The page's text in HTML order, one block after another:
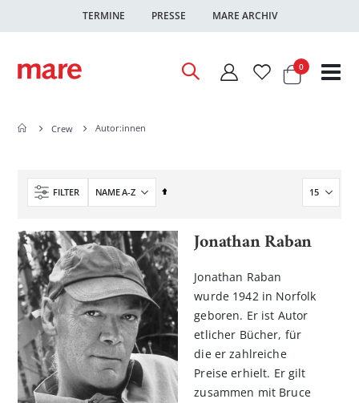
TERMINE PRESSE MARE ARCHIV
Warenkorb
0Artikel
Crew Autor:innen
FILTER
In
ReihenfolgeJonathan Raban
Jonathan Raban
wurde 1942 in Norfolk
geboren. Er ist Autor
etlicher Bücher, für
die er zahlreiche
Preise erhielt. Er gilt
zusammen mit Bruce